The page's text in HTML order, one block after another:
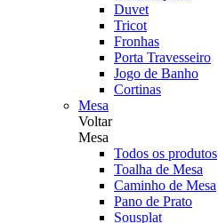
Duvet
Tricot
Fronhas
Porta Travesseiro
Jogo de Banho
Cortinas
Mesa
Voltar
Mesa
Todos os produtos
Toalha de Mesa
Caminho de Mesa
Pano de Prato
Sousplat